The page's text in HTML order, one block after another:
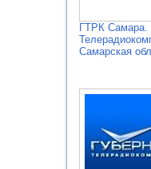
ГТРК Самара.
Самарская